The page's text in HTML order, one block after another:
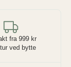
fra 999 kr
ved bytte